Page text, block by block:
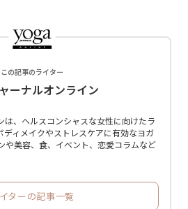
この記事のライター
ーナルオンライン
は、ヘルスコンシャスな女性に向けたラ
ディメイクやストレスケアに有効なヨガ
や美容、食、イベント、恋愛コラムなど
ターの記事一覧